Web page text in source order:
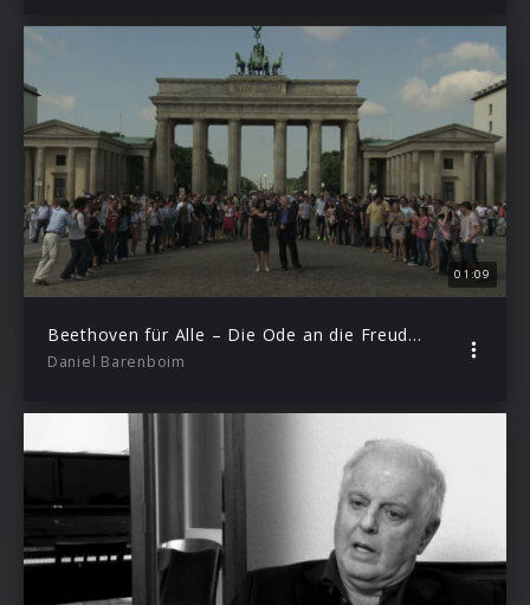
01:09
Beethoven für Alle – Die Ode an die Freude zum mitsingen
Daniel Barenboim